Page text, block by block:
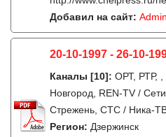
Добавил на сайт: Admin
20-10-1997 - 26-10-
Каналы [10]: ОРТ, РТР,
Новгород, REN-TV /
Стрежень, СТС / Ника-
Регион: Дзержинск